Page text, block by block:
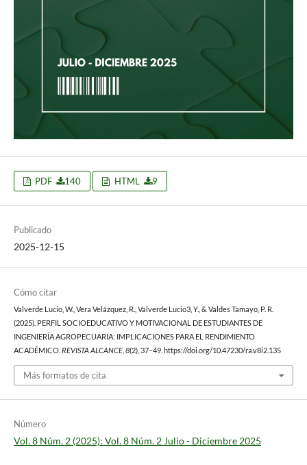
PDF 140 HTML 9
Publicado
2025-12-15
Cómo citar
Valverde Lucio, W., Vera Velázquez, R., Valverde Lucio3, Y., & Valdes Tamayo, P. R.
(2025). PERFIL SOCIOEDUCATIVO Y MOTIVACIONAL DE ESTUDIANTES DE
INGENIERÍA AGROPECUARIA: IMPLICACIONES PARA EL RENDIMIENTO
ACADÉMICO. REVISTA ALCANCE, 8(2), 37–49. https://doi.org/10.47230/ra.v8i2.135
Más formatos de cita
Número
Vol. 8 Núm. 2 (2025): Vol. 8 Núm. 2 Julio - Diciembre 2025